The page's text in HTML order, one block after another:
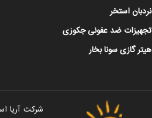
نردبان استخر
تجهیزات ضد عفونی جکوزی
هیتر گازی سونا بخار